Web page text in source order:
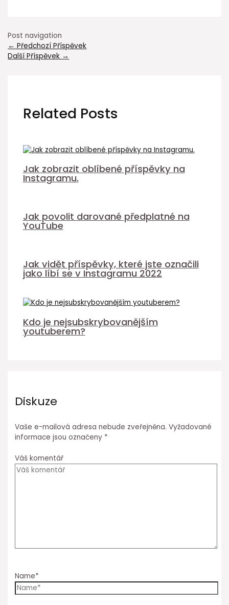
Post navigation
← Předchozí Příspěvek
Další Příspěvek →
Related Posts
Jak zobrazit oblíbené příspěvky na
Instagramu.
Jak povolit darované předplatné na
YouTube
Jak vidět příspěvky, které jste označili
jako líbí se v Instagramu 2022
Kdo je nejsubskrybovanějším
youtuberem?
Diskuze
Vaše e-mailová adresa nebude zveřejněna. Vyžadované
informace jsou označeny *
Váš komentář
Name*